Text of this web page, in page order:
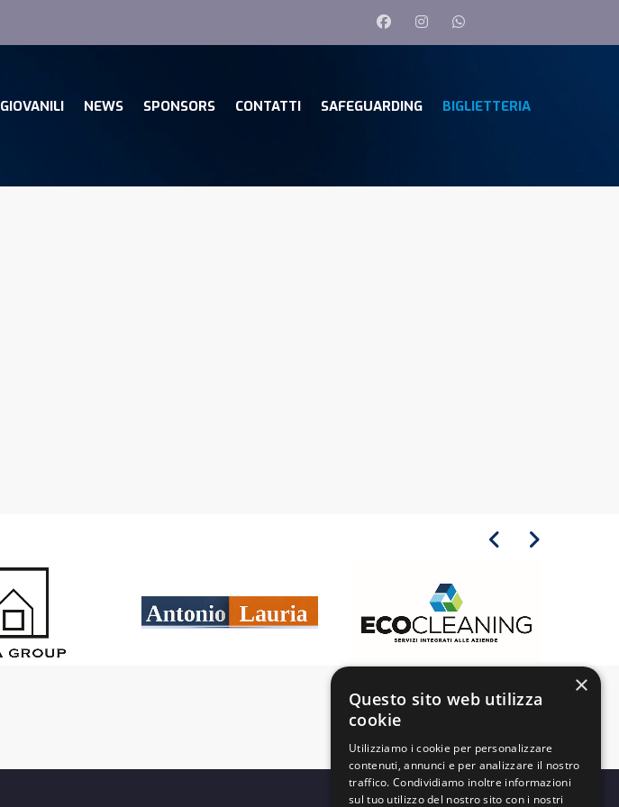
GIOVANILI NEWS SPONSORS CONTATTI SAFEGUARDING BIGLIETTERIA
×
Questo sito web utilizza
cookie
Utilizziamo i cookie per personalizzare
contenuti, annunci e per analizzare il nostro
traffico. Condividiamo inoltre informazioni
sul tuo utilizzo del nostro sito con i nostri